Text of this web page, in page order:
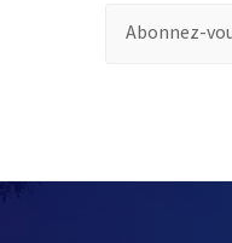
Pour vous